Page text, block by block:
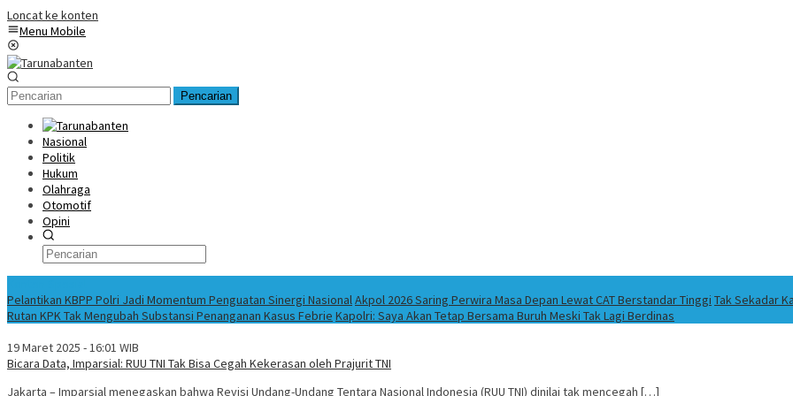
Loncat ke konten
Menu Mobile
Pencarian
Nasional
Politik
Hukum
Olahraga
Otomotif
Opini
Pelantikan KBPP Polri Jadi Momentum Penguatan Sinergi NasionalAkpol 2026 Saring Perwira Masa Depan Lewat CAT Berstandar Tinggi Tak Sekadar
Rutan KPK Tak Mengubah Substansi Penanganan Kasus Febrie Kapolri: Saya Akan Tetap Bersama Buruh Meski Tak Lagi Berdinas
19 Maret 2025 - 16:01 WIB
Bicara Data, Imparsial: RUU TNI Tak Bisa Cegah Kekerasan oleh Prajurit TNI
Jakarta – Imparsial menegaskan bahwa Revisi Undang-Undang Tentara Nasional Indonesia (RUU TNI) dinilai tak mencegah […]